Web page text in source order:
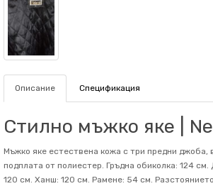
Описание Спецификация
Стилно мъжко яке |
Мъжко яке естествена кожа с три предни джоба,
подплата от полиестер. Гръдна обиколка: 124
120 см. Ханш: 120 см. Рамене: 54 см.